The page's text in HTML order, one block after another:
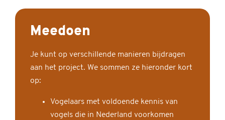
Meedoen
Je kunt op verschillende manieren bijdragen
aan het project. We sommen ze hieronder kort
op:
Vogelaars met voldoende kennis van
vogels die in Nederland voorkomen